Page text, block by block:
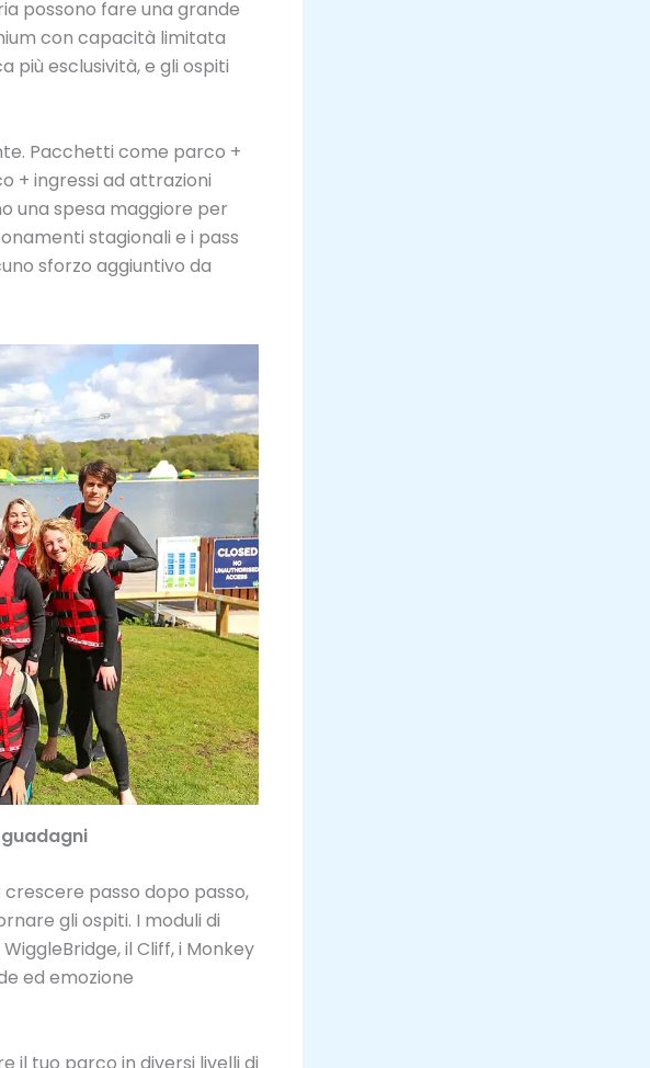
possono fare una grande
con capacità limitata
più esclusività, e gli ospiti
Pacchetti come parco +
+ ingressi ad attrazioni
una spesa maggiore per
stagionali e i pass
sforzo aggiuntivo da
passo dopo passo,
gli ospiti. I moduli di
il Cliff, i Monkey
ed emozione